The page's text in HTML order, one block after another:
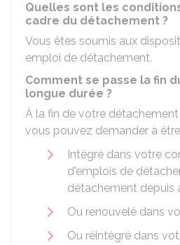
Quelles sont les
cadre du détachement ?
Vous êtes soumis aux
emploi de détachement.
Comment se passe la fin
longue durée ?
À la fin de votre
vous pouvez demander à
Intégré dans votre
d'emplois de
détachement depuis
Ou renouvelé dans
Ou réintégré dans